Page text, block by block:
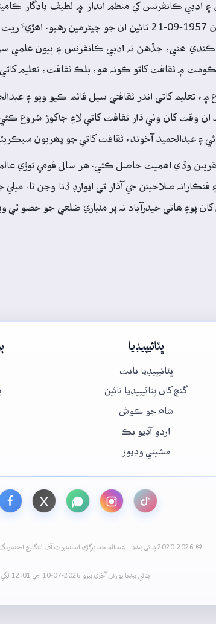
ادبي ڪانفرنس کي منظم انداز ۾ لطيف يادگار
حيدرآباد ڊويزن جو ڪمشنر نذير احمد، 1955-10-14 کان 1957-09-21
ڪندي ھئي، جڏهن تہ ادبي ڪانفرنس ۽ ٻيون علمي
۾ ثقافت کاتو ڪونہ ھو، بلڪ ثقافت، تعليم
۽ عبدالحميد آخوند، ثقافت کاتي جو پھريون
وڏي اھميت حاصل ڪئي. ھر سال قومي توڙي
صلاحيتن جي آڌار تي ايوارڊ ڏنا وڃن ٿا. ميلي
پوءِ ھاڻي حيدرآباد نہ پر مٽياري ضلعي جو حصو ٿي
ڀٽائيپيڊيا
ڀٽائيپيڊيا بابت
گنج کان ڀٽائيپيڊيا تائين
شاھ جو ڪوش
اردو آڊيو بڪ
مشيني وڊيوز
© 2020-2026 ڀٽائي پيڊيا - عبدالماجد ڀرڳڙي انسٽيٽيوٽ آف لئنگئيج انجنيئرنگ (ثقافت کاتو، سنڌ حڪومت)
ڀٽائي پيڊيا پورٽل آخري ڀيرو 2026-07-10 جي 12:01 لڳي اپڊيٽ ٿيو.